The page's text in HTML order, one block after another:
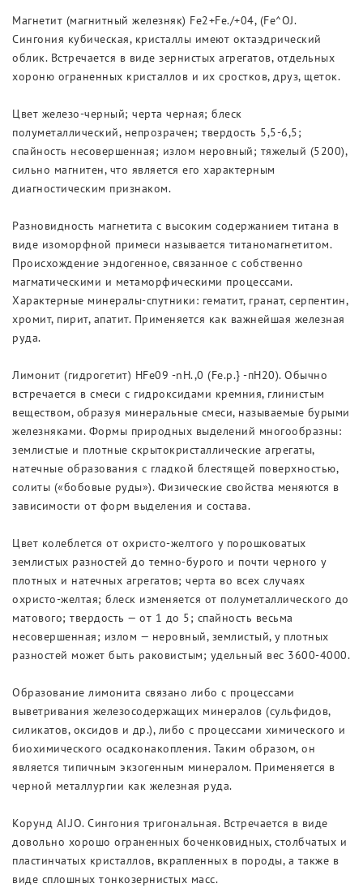
Магнетит (магнитный железняк) Fe2+Fe./+04, (Fe^OJ.
Сингония кубическая, кристаллы имеют октаэдрический
облик. Встречается в виде зернистых агрегатов, отдельных
хороню ограненных кристаллов и их сростков, друз, щеток.
Цвет железо-черный; черта черная; блеск
полуметаллический, непрозрачен; твердость 5,5-6,5;
спайность несовершенная; излом неровный; тяжелый (5200),
сильно магнитен, что является его характерным
диагностическим признаком.
Разновидность магнетита с высоким содержанием титана в
виде изоморфной примеси называется титаномагнетитом.
Происхождение эндогенное, связанное с собственно
магматическими и метаморфическими процессами.
Характерные минералы-спутники: гематит, гранат, серпентин,
хромит, пирит, апатит. Применяется как важнейшая железная
руда.
Лимонит (гидрогетит) HFe09 -nH.,0 (Fe.p.} -пН20). Обычно
встречается в смеси с гидроксидами кремния, глинистым
веществом, образуя минеральные смеси, называемые бурыми
железняками. Формы природных выделений многообразны:
землистые и плотные скрытокристаллические агрегаты,
натечные образования с гладкой блестящей поверхностью,
солиты («бобовые руды»). Физические свойства меняются в
зависимости от форм выделения и состава.
Цвет колеблется от охристо-желтого у порошковатых
землистых разностей до темно-бурого и почти черного у
плотных и натечных агрегатов; черта во всех случаях
охристо-желтая; блеск изменяется от полуметаллического до
матового; твердость — от 1 до 5; спайность весьма
несовершенная; излом — неровный, землистый, у плотных
разностей может быть раковистым; удельный вес 3600-4000.
Образование лимонита связано либо с процессами
выветривания железосодержащих минералов (сульфидов,
силикатов, оксидов и др.), либо с процессами химического и
биохимического осадконакопления. Таким образом, он
является типичным экзогенным минералом. Применяется в
черной металлургии как железная руда.
Корунд AI.JO. Сингония тригональная. Встречается в виде
довольно хорошо ограненных боченковидных, столбчатых и
пластинчатых кристаллов, вкрапленных в породы, а также в
виде сплошных тонкозернистых масс.